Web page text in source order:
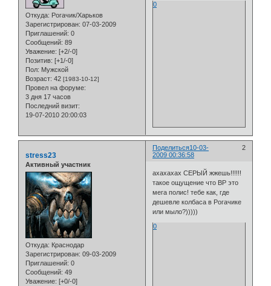
Откуда: Рогачик/Харьков
Зарегистрирован: 07-03-2009
Приглашений: 0
Сообщений: 89
Уважение: [+2/-0]
Позитив: [+1/-0]
Пол: Мужской
Возраст: 42 [1983-10-12]
Провел на форуме:
3 дня 17 часов
Последний визит:
19-07-2010 20:00:03
0
Поделиться 2
10-03-
2009 00:36:58
stress23
Активный участник
Откуда: Краснодар
Зарегистрирован: 09-03-2009
Приглашений: 0
Сообщений: 49
Уважение: [+0/-0]
ахахахах СЕРЫЙ жжешь!!!!!!
такое ощущение что ВР это
мега полис! тебе как, где
дешевле колбаса в Рогачике
или мыло?)))))
0